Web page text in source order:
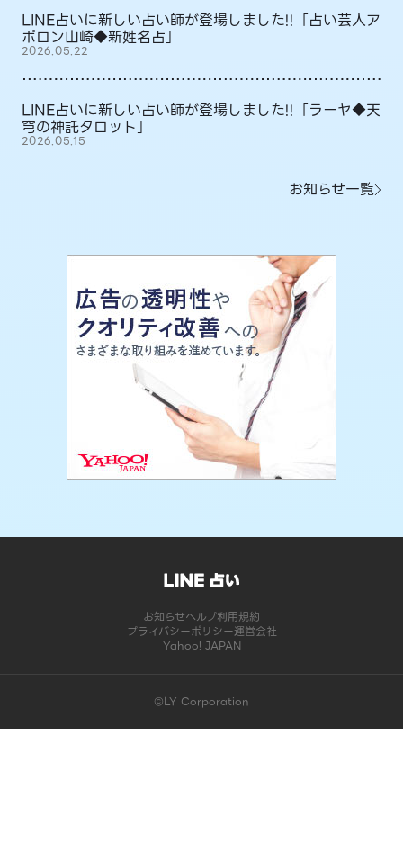
LINE占いに新しい占い師が登場しました!!「占い芸人ア
ポロン山崎◆新姓名占」
2026.05.22
LINE占いに新しい占い師が登場しました!!「ラーヤ◆天
穹の神託タロット」
2026.05.15
お知らせ一覧
お知らせヘルプ利用規約
プライバシーポリシー運営会社
Yahoo! JAPAN
©LY Corporation
このコンテンツは掲載が終了しました | LINE占い